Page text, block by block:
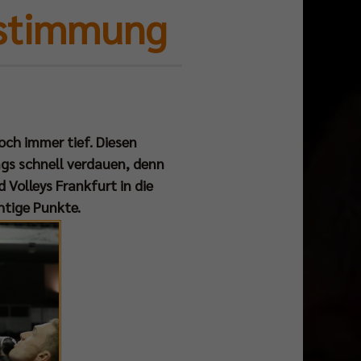
immer tief. Diesen
schnell verdauen, denn
Volleys Frankfurt in die
Punkte.